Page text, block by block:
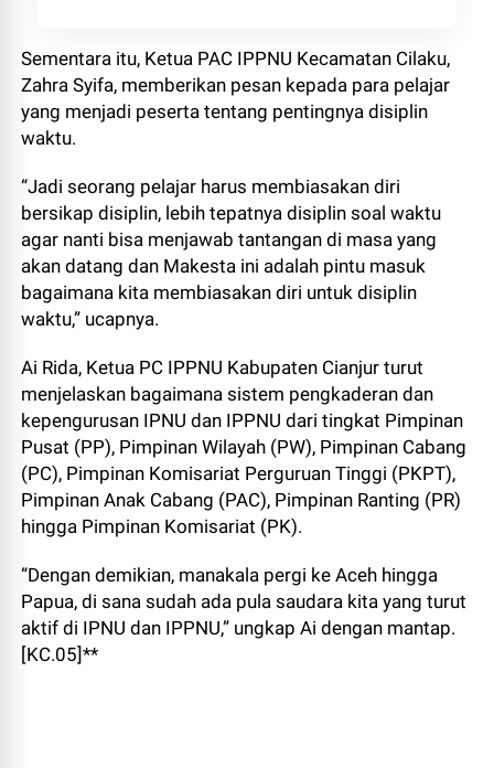
Sementara itu, Ketua PAC IPPNU Kecamatan Cilaku,
Zahra Syifa, memberikan pesan kepada para pelajar
yang menjadi peserta tentang pentingnya disiplin
waktu.
“Jadi seorang pelajar harus membiasakan diri
bersikap disiplin, lebih tepatnya disiplin soal waktu
agar nanti bisa menjawab tantangan di masa yang
akan datang dan Makesta ini adalah pintu masuk
bagaimana kita membiasakan diri untuk disiplin
waktu,” ucapnya.
Ai Rida, Ketua PC IPPNU Kabupaten Cianjur turut
menjelaskan bagaimana sistem pengkaderan dan
kepengurusan IPNU dan IPPNU dari tingkat Pimpinan
Pusat (PP), Pimpinan Wilayah (PW), Pimpinan Cabang
(PC), Pimpinan Komisariat Perguruan Tinggi (PKPT),
Pimpinan Anak Cabang (PAC), Pimpinan Ranting (PR)
hingga Pimpinan Komisariat (PK).
“Dengan demikian, manakala pergi ke Aceh hingga
Papua, di sana sudah ada pula saudara kita yang turut
aktif di IPNU dan IPPNU,” ungkap Ai dengan mantap.
[KC.05]**